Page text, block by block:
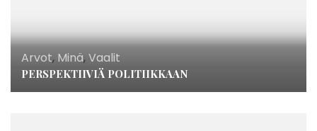
Arvot, Minä,Vaalit
PERSPEKTIIVIÄ POLITIIKKAAN